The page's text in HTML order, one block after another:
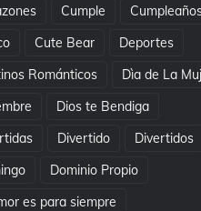
Cumple
Cute Bear
Deportes
Románticos
Dìa de La
Dios te Bendiga
Divertido
Divertidos
Dominio Propio
es para siempre